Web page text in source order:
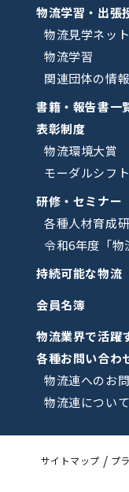
物流学習・出張
物流見学ネッ
物流学習
関連団体の情報
書籍・報告書一
表彰制度
物流環境大賞
モーダルシフ
研修・セミナー
各種人材育成
令和6年度「物
持続可能な物流
会員名簿
物流業界で活躍
各種お問い合わ
物流連へのお
物流連につい
サイトマップ プ